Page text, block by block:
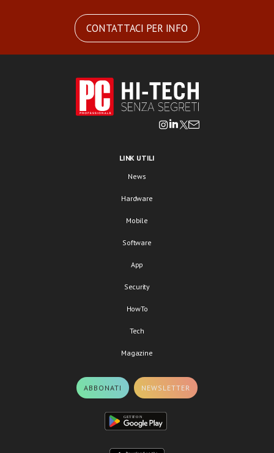
CONTATTACI PER INFO
LINK UTILI
News
Hardware
Mobile
Software
App
Security
HowTo
Tech
Magazine
ABBONATI NEWSLETTER